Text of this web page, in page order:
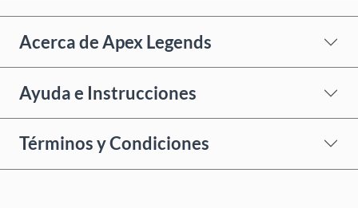
Acerca de Apex Legends
Ayuda e Instrucciones
Términos y Condiciones